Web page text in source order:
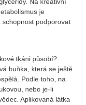
je
podporovat
tkáni působí?
buňka, která se ještě
Podle toho, na
nebo je-li
Aplikovaná látka